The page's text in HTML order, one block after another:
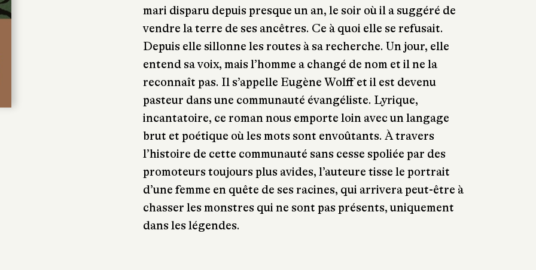
mari disparu depuis presque un an, le soir où il a suggéré de
vendre la terre de ses ancêtres. Ce à quoi elle se refusait.
Depuis elle sillonne les routes à sa recherche. Un jour, elle
entend sa voix, mais l’homme a changé de nom et il ne la
reconnaît pas. Il s’appelle Eugène Wolff et il est devenu
pasteur dans une communauté évangéliste. Lyrique,
incantatoire, ce roman nous emporte loin avec un langage
brut et poétique où les mots sont envoûtants. À travers
l’histoire de cette communauté sans cesse spoliée par des
promoteurs toujours plus avides, l’auteure tisse le portrait
d’une femme en quête de ses racines, qui arrivera peut-être à
chasser les monstres qui ne sont pas présents, uniquement
dans les légendes.